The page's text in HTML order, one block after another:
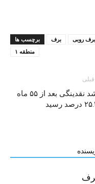
برچسب ها برف برف روبی
منطقه ۱
نرخ رشد نقدینگی بعد از ۵۵ ماه